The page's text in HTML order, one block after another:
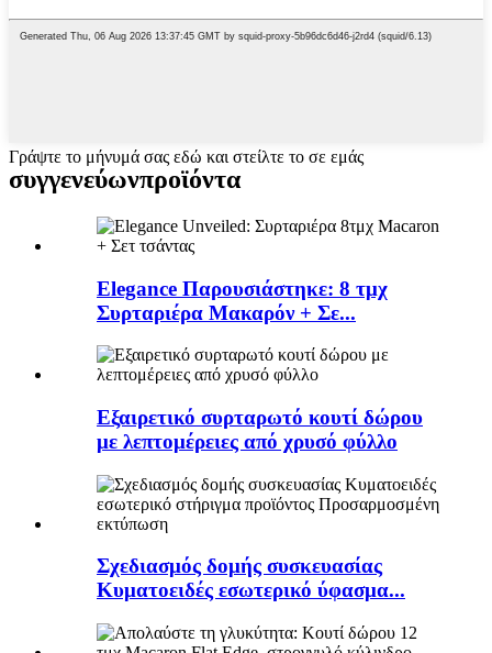
Γράψτε το μήνυμά σας εδώ και στείλτε το σε εμάς
συγγενεύωνπροϊόντα
Elegance Παρουσιάστηκε: 8 τμχ
Συρταριέρα Μακαρόν + Σε...
Εξαιρετικό συρταρωτό κουτί δώρου
με λεπτομέρειες από χρυσό φύλλο
Σχεδιασμός δομής συσκευασίας
Κυματοειδές εσωτερικό ύφασμα...